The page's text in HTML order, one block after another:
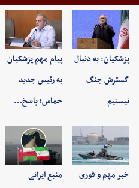
پزشکیان: به‌ دنبال
گسترش جنگ
نیستیم
پیام مهم پزشکیان
به رئیس جدید
حماس؛ پاسخ…
خبر مهم و فوری
منبع ایرانی